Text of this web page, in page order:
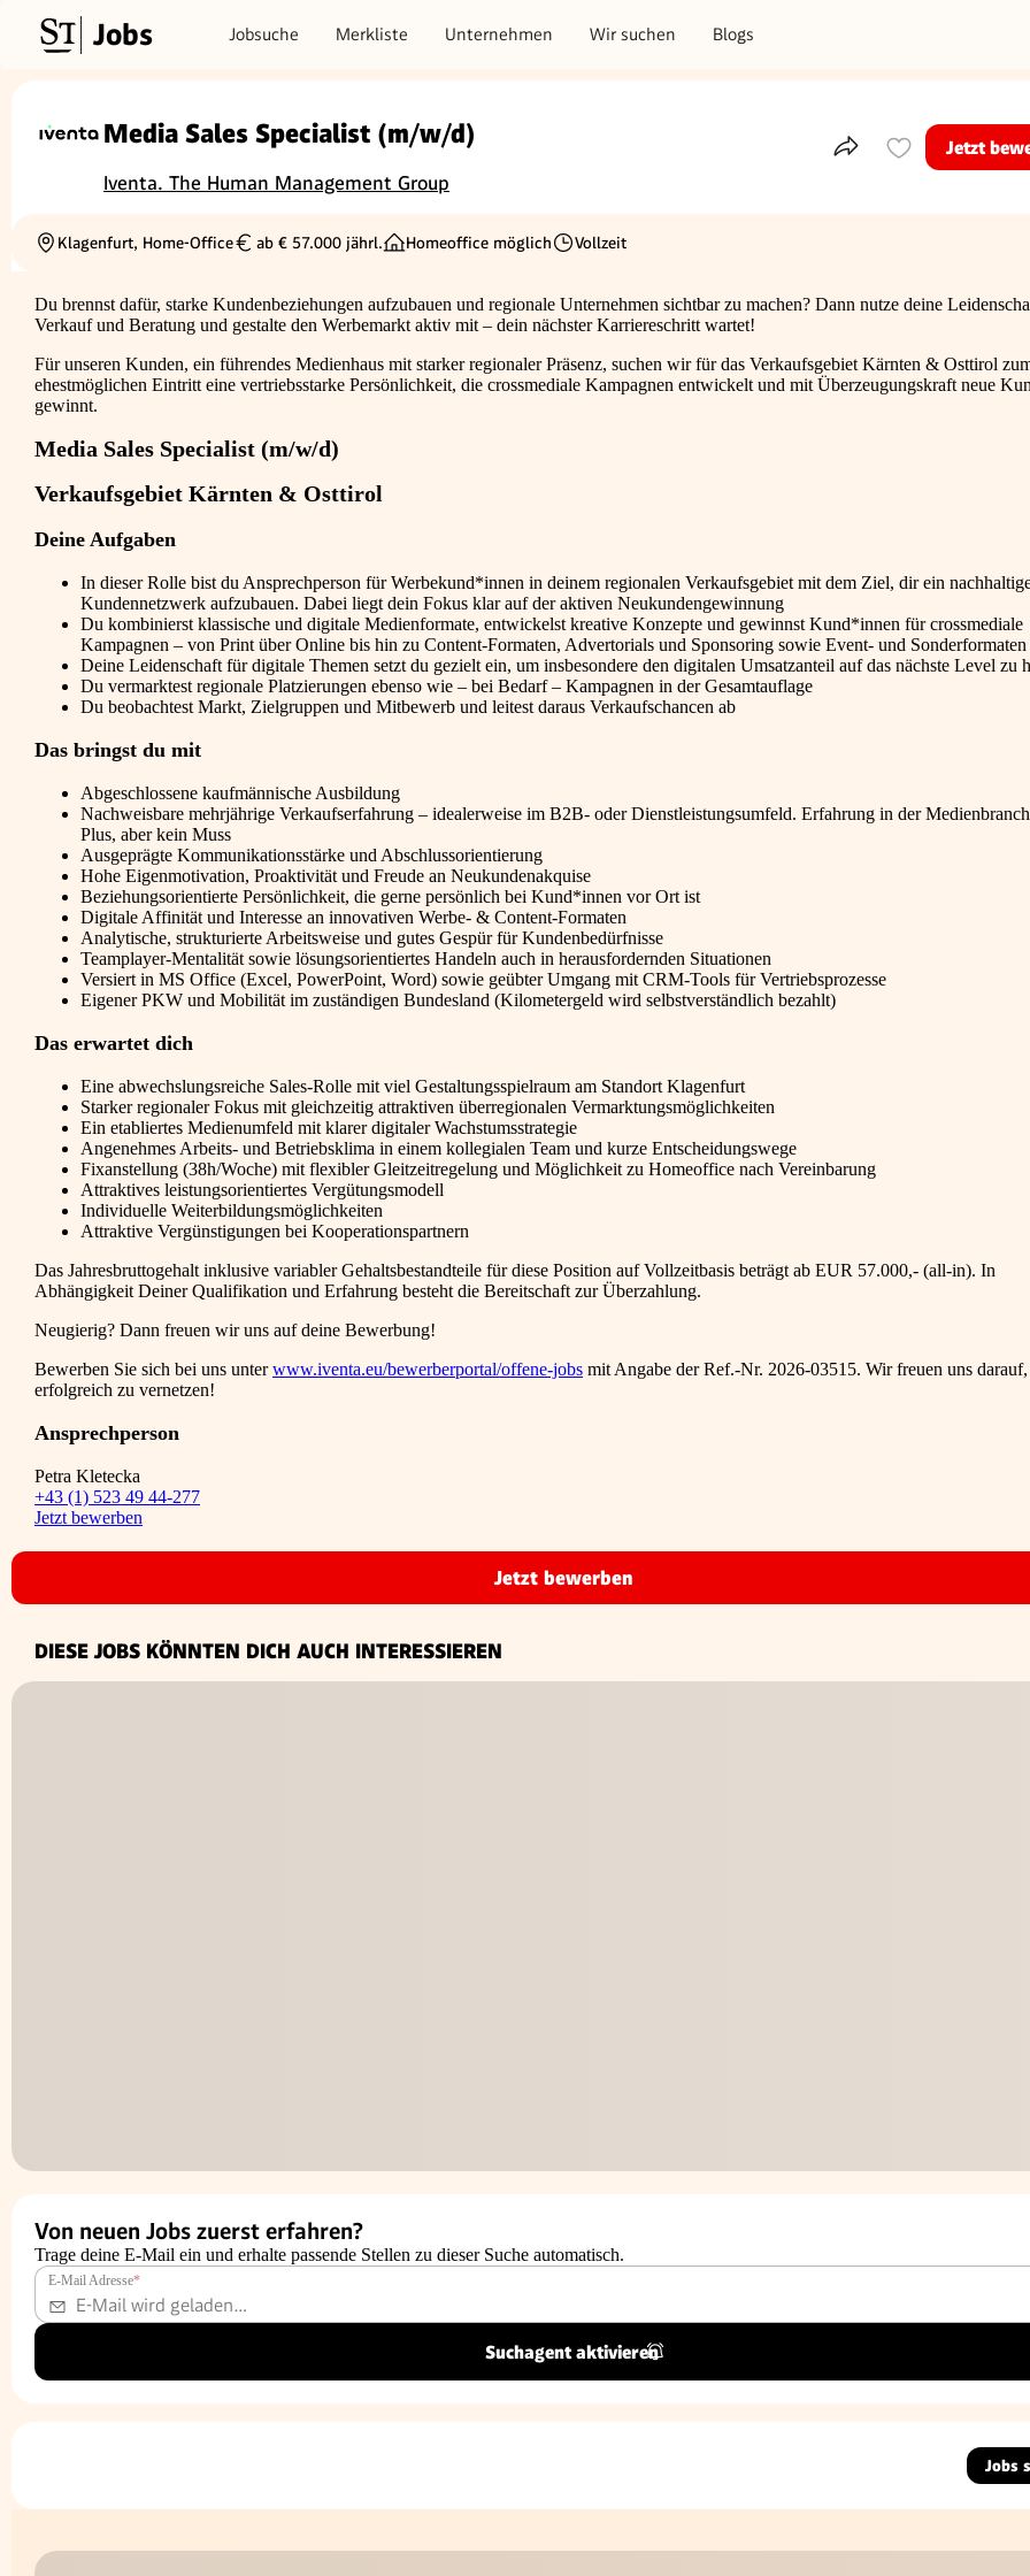
Jobs Jobsuche Merkliste Unternehmen Wir suchen Blogs
Media Sales Specialist (m/w/d)
Iventa. The Human Management Group
Teile dieses Inserat
Jetzt
Ortschaft
Klagenfurt, Home-Office
Gehalt
ab € 57.000 jährl. Homeoffice möglich
Beschäftigungsart
Vollzeit
Du brennst dafür, starke Kundenbeziehungen aufzubauen und regionale Unternehmen sichtbar zu machen? Dann nutze deine
Verkauf und Beratung und gestalte den Werbemarkt aktiv mit – dein nächster Karriereschritt wartet!
Für unseren Kunden, ein führendes Medienhaus mit starker regionaler Präsenz, suchen wir für das Verkaufsgebiet Kärnten & Osttirol
ehestmöglichen Eintritt eine vertriebsstarke Persönlichkeit, die crossmediale Kampagnen entwickelt und mit Überzeugungskraft neue
gewinnt.
Media Sales Specialist (m/w/d)
Verkaufsgebiet Kärnten & Osttirol
Deine Aufgaben
In dieser Rolle bist du Ansprechperson für Werbekund*innen in deinem regionalen Verkaufsgebiet mit dem Ziel, dir ein
Kundennetzwerk aufzubauen. Dabei liegt dein Fokus klar auf der aktiven Neukundengewinnung
Du kombinierst klassische und digitale Medienformate, entwickelst kreative Konzepte und gewinnst Kund*innen für crossmediale
Kampagnen – von Print über Online bis hin zu Content-Formaten, Advertorials und Sponsoring sowie Event- und Sonderformaten
Deine Leidenschaft für digitale Themen setzt du gezielt ein, um insbesondere den digitalen Umsatzanteil auf das nächste Level zu
Du vermarktest regionale Platzierungen ebenso wie – bei Bedarf – Kampagnen in der Gesamtauflage
Du beobachtest Markt, Zielgruppen und Mitbewerb und leitest daraus Verkaufschancen ab
Das bringst du mit
Abgeschlossene kaufmännische Ausbildung
Nachweisbare mehrjährige Verkaufserfahrung – idealerweise im B2B- oder Dienstleistungsumfeld. Erfahrung in der
Plus, aber kein Muss
Ausgeprägte Kommunikationsstärke und Abschlussorientierung
Hohe Eigenmotivation, Proaktivität und Freude an Neukundenakquise
Beziehungsorientierte Persönlichkeit, die gerne persönlich bei Kund*innen vor Ort ist
Digitale Affinität und Interesse an innovativen Werbe- & Content-Formaten
Analytische, strukturierte Arbeitsweise und gutes Gespür für Kundenbedürfnisse
Teamplayer-Mentalität sowie lösungsorientiertes Handeln auch in herausfordernden Situationen
Versiert in MS Office (Excel, PowerPoint, Word) sowie geübter Umgang mit CRM-Tools für Vertriebsprozesse
Eigener PKW und Mobilität im zuständigen Bundesland (Kilometergeld wird selbstverständlich bezahlt)
Das erwartet dich
Eine abwechslungsreiche Sales-Rolle mit viel Gestaltungsspielraum am Standort Klagenfurt
Starker regionaler Fokus mit gleichzeitig attraktiven überregionalen Vermarktungsmöglichkeiten
Ein etabliertes Medienumfeld mit klarer digitaler Wachstumsstrategie
Angenehmes Arbeits- und Betriebsklima in einem kollegialen Team und kurze Entscheidungswege
Fixanstellung (38h/Woche) mit flexibler Gleitzeitregelung und Möglichkeit zu Homeoffice nach Vereinbarung
Attraktives leistungsorientiertes Vergütungsmodell
Individuelle Weiterbildungsmöglichkeiten
Attraktive Vergünstigungen bei Kooperationspartnern
Das Jahresbruttogehalt inklusive variabler Gehaltsbestandteile für diese Position auf Vollzeitbasis beträgt ab EUR 57.000,- (all-in). In
Abhängigkeit Deiner Qualifikation und Erfahrung besteht die Bereitschaft zur Überzahlung.
Neugierig? Dann freuen wir uns auf deine Bewerbung!
Bewerben Sie sich bei uns unterwww.iventa.eu/bewerberportal/offene-jobs mit Angabe der Ref.-Nr. 2026-03515. Wir freuen uns
erfolgreich zu vernetzen!
Ansprechperson
Petra Kletecka
+43 (1) 523 49 44-277
Jetzt bewerben
Jetzt bewerben
DIESE JOBS KÖNNTEN DICH AUCH INTERESSIEREN
Von neuen Jobs zuerst erfahren?
Trage deine E-Mail ein und erhalte passende Stellen zu dieser Suche automatisch.
E-Mail Adresse*
Suchagent aktivieren
Jobs